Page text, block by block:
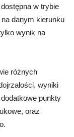
w trybie
danym kierunku
wynik na
różnych
wyniki
punkty
oraz